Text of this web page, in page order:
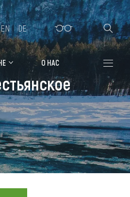
зимовка
отели
базы
усадьбы
придорожные отели
О НАС
EN DE